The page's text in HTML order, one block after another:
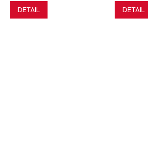
DETAIL DETAIL